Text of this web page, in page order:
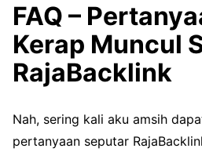
FAQ –
Kerap Muncul
RajaBacklink
Nah, sering kali aku amsih
pertanyaan seputar